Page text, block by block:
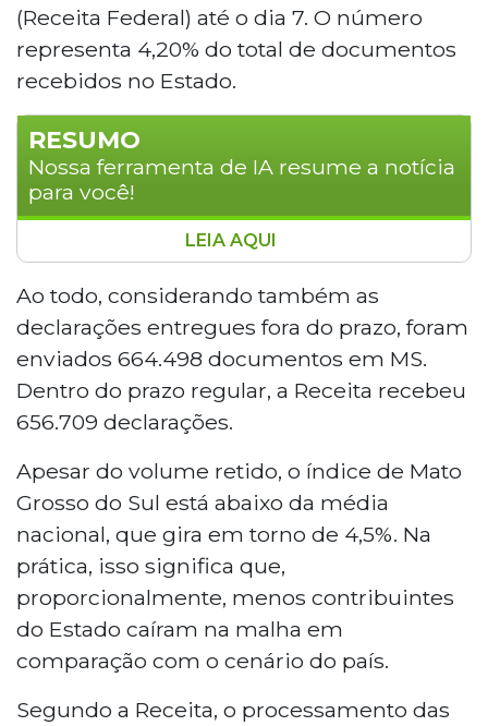
(Receita Federal) até o dia 7. O número
representa 4,20% do total de documentos
recebidos no Estado.
RESUMO
Nossa ferramenta de IA resume a notícia
para você!
Mato Grosso do Sul tem 27.926 declarações do
Imposto de Renda retidas em malha fina, o
que representa 4,20% dos 664.498
documentos recebidos no Estado, índice
abaixo da média nacional de 4,5%. Do total
processado, 169.645 declarações aguardam
restituição. Quem teve a declaração retida
enviar uma declaração retificadora se
necessário.
LEIA AQUI
Ao todo, considerando também as
declarações entregues fora do prazo, foram
enviados 664.498 documentos em MS.
Dentro do prazo regular, a Receita recebeu
656.709 declarações.
Apesar do volume retido, o índice de Mato
Grosso do Sul está abaixo da média
nacional, que gira em torno de 4,5%. Na
prática, isso significa que,
proporcionalmente, menos contribuintes
do Estado caíram na malha em
comparação com o cenário do país.
Segundo a Receita, o processamento das